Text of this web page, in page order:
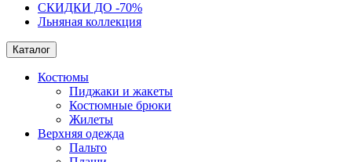
СКИДКИ ДО -70%
Льняная коллекция
Каталог
Костюмы
Пиджаки и жакеты
Костюмные брюки
Жилеты
Верхняя одежда
Пальто